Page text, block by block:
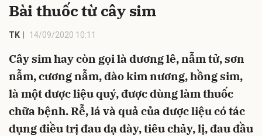
Bài thuốc từ cây sim
TK 14/09/2020 10:11
Cây sim hay còn gọi là dương lê, nẫm tử, sơn
nẫm, cương nẫm, đào kim nương, hồng sim,
là một dược liệu quý, được dùng làm thuốc
chữa bệnh. Rễ, lá và quả của dược liệu có tác
dụng điều trị đau dạ dày, tiêu chảy, lị, đau đầu
Hủy Gửi